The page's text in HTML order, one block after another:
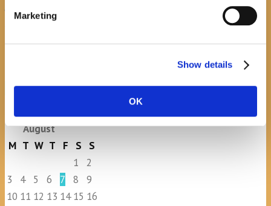
Marketing
Show details
OK
Javni natječaj za imenovanje ravnatelja/ravnateljice
Općinske knjižnice Hrvatska sloga Gradac
calendar
August
M T W T F S
S
1
2
3
4 5 6 7 8
9
10 11 12 13 14 15 16